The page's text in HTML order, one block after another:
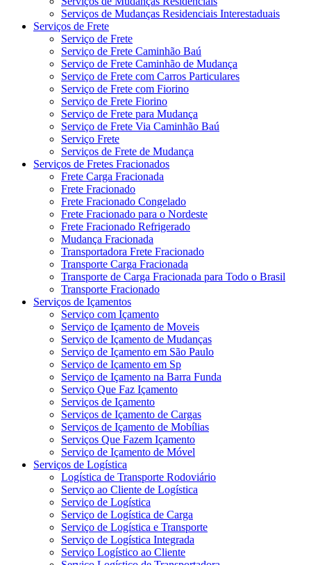
Serviços de Mudanças Residenciais Interestaduais
Serviços de Frete
Serviço de Frete
Serviço de Frete Caminhão Baú
Serviço de Frete Caminhão de Mudança
Serviço de Frete com Carros Particulares
Serviço de Frete com Fiorino
Serviço de Frete Fiorino
Serviço de Frete para Mudança
Serviço de Frete Via Caminhão Baú
Serviço Frete
Serviços de Frete de Mudança
Serviços de Fretes Fracionados
Frete Carga Fracionada
Frete Fracionado
Frete Fracionado Congelado
Frete Fracionado para o Nordeste
Frete Fracionado Refrigerado
Mudança Fracionada
Transportadora Frete Fracionado
Transporte Carga Fracionada
Transporte de Carga Fracionada para Todo o Brasil
Transporte Fracionado
Serviços de Içamentos
Serviço com Içamento
Serviço de Içamento de Moveis
Serviço de Içamento de Mudanças
Serviço de Içamento em São Paulo
Serviço de Içamento em Sp
Serviço de Içamento na Barra Funda
Serviço Que Faz Içamento
Serviços de Içamento
Serviços de Içamento de Cargas
Serviços de Içamento de Mobílias
Serviços Que Fazem Içamento
Serviço de Içamento de Móvel
Serviços de Logística
Logística de Transporte Rodoviário
Serviço ao Cliente de Logística
Serviço de Logística
Serviço de Logística de Carga
Serviço de Logística e Transporte
Serviço de Logística Integrada
Serviço Logístico ao Cliente